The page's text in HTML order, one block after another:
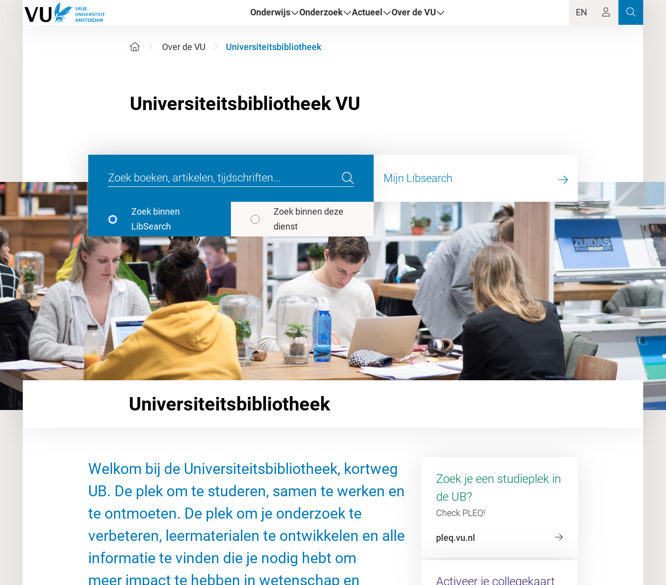
Onderwijs Onderzoek Actueel Over de VU EN
Over de VU Universiteitsbibliotheek
Zoek binnen
LibSearch
Zoek binnen deze
dienst
Mijn Libsearch
Universiteitsbibliotheek
Welkom bij de Universiteitsbibliotheek, kortweg
UB. De plek om te studeren, samen te werken en
te ontmoeten. De plek om je onderzoek te
verbeteren, leermaterialen te ontwikkelen en alle
informatie te vinden die je nodig hebt om
meer impact te hebben in wetenschap en
Zoek je een studieplek in
de UB?
Check PLEQ!
pleq.vu.nl
Activeer je collegekaart